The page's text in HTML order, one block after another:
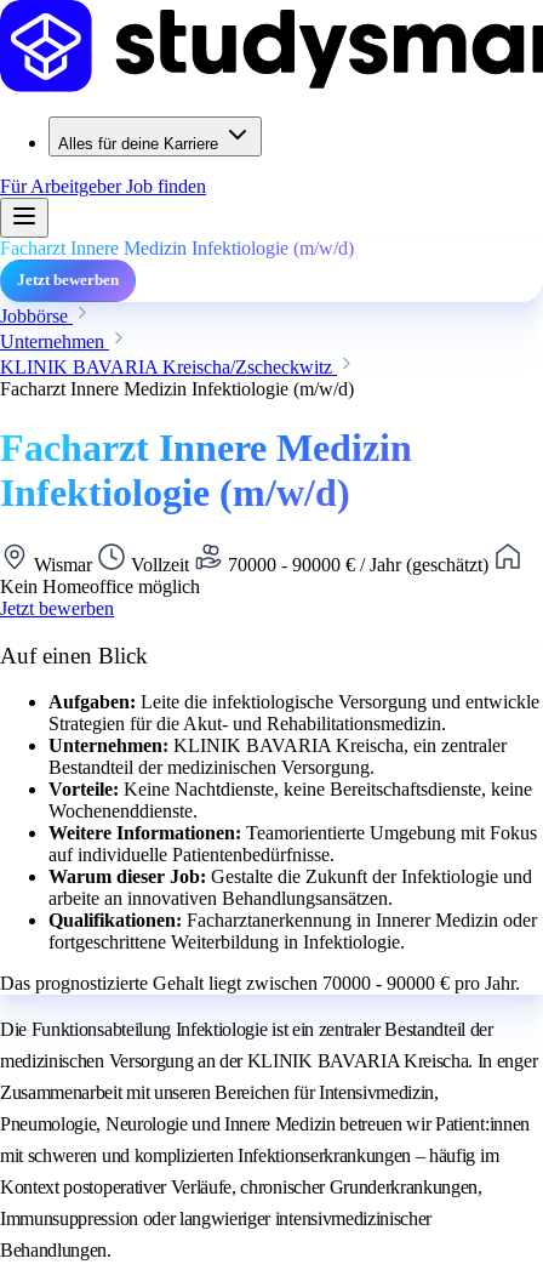
Alles für deine Karriere
Für ArbeitgeberJob finden
Facharzt Innere Medizin Infektiologie (m/w/d)
Jetzt bewerben
Jobbörse
Unternehmen
KLINIK BAVARIA Kreischa/Zscheckwitz
Facharzt Innere Medizin Infektiologie (m/w/d)
Facharzt Innere Medizin
Infektiologie (m/w/d)
Wismar Vollzeit
70000 - 90000 € / Jahr (geschätzt)
Kein Homeoffice möglich
Jetzt bewerben
Auf einen Blick
Aufgaben: Leite die infektiologische Versorgung und entwickle
Strategien für die Akut- und Rehabilitationsmedizin.
Unternehmen: KLINIK BAVARIA Kreischa, ein zentraler
Bestandteil der medizinischen Versorgung.
Vorteile: Keine Nachtdienste, keine Bereitschaftsdienste, keine
Wochenenddienste.
Weitere Informationen: Teamorientierte Umgebung mit Fokus
auf individuelle Patientenbedürfnisse.
Warum dieser Job: Gestalte die Zukunft der Infektiologie und
arbeite an innovativen Behandlungsansätzen.
Qualifikationen: Facharztanerkennung in Innerer Medizin oder
fortgeschrittene Weiterbildung in Infektiologie.
Das prognostizierte Gehalt liegt zwischen 70000 - 90000 € pro Jahr.
Die Funktionsabteilung Infektiologie ist ein zentraler Bestandteil der
medizinischen Versorgung an der KLINIK BAVARIA Kreischa. In enger
Zusammenarbeit mit unseren Bereichen für Intensivmedizin,
Pneumologie, Neurologie und Innere Medizin betreuen wir Patient:innen
mit schweren und komplizierten Infektionserkrankungen – häufig im
Kontext postoperativer Verläufe, chronischer Grunderkrankungen,
Immunsuppression oder langwieriger intensivmedizinischer
Behandlungen.